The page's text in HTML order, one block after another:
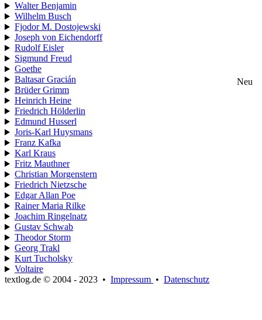
Walter Benjamin
Wilhelm Busch
Fjodor M. Dostojewski
Joseph von Eichendorff
Rudolf Eisler
Sigmund Freud
Goethe
Baltasar Gracián
Neu
Brüder Grimm
Heinrich Heine
Friedrich Hölderlin
Edmund Husserl
Joris-Karl Huysmans
Franz Kafka
Karl Kraus
Fritz Mauthner
Christian Morgenstern
Friedrich Nietzsche
Edgar Allan Poe
Rainer Maria Rilke
Joachim Ringelnatz
Gustav Schwab
Theodor Storm
Georg Trakl
Kurt Tucholsky
Voltaire
textlog.de © 2004 - 2023 • Impressum • Datenschutz